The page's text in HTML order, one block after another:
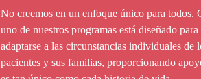
No creemos en un enfoque único para todos.
uno de nuestros programas está diseñado para
adaptarse a las circunstancias individuales de
pacientes y sus familias, proporcionando